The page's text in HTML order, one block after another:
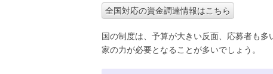
全国対応の資金調達情報はこちら
国の制度は、予算が大きい反面、応募者も
家の力が必要となることが多いでしょう。